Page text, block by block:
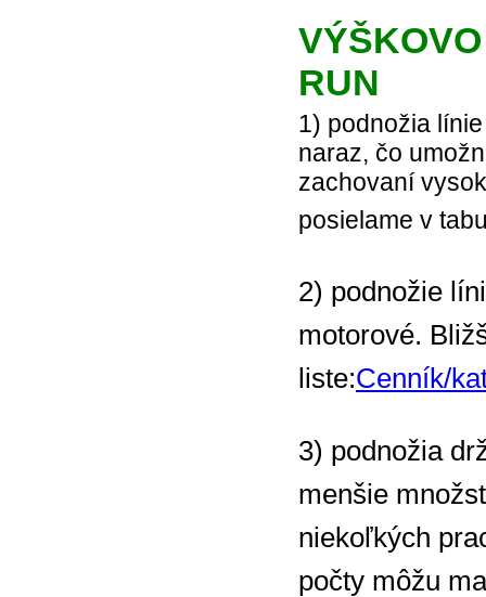
RUN
1) podnožia
naraz, čo
zachovaní
posielame v
2) podnožie
motorové.
liste:Cenník/
3) podnožia
menšie
niekoľkých
počty môžu